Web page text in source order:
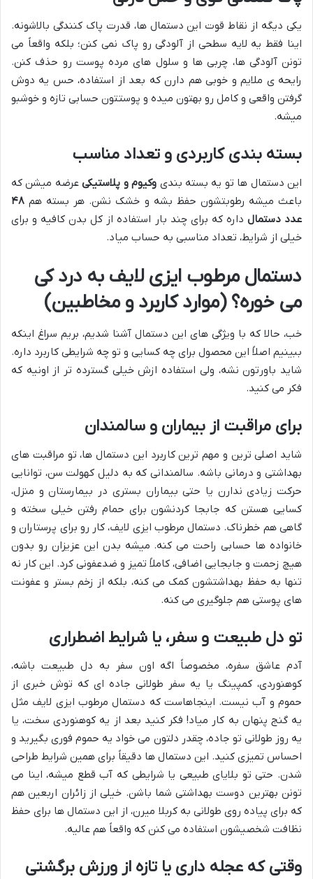
یکی دیگه از نقاط قوت این دستمال ها، قدرت پاک کنندگی بالاشونه.
اینا فقط یه لایه سطحی از آلودگی رو پاک نمی کنن؛ بلکه واقعاً می
تونن آلودگی ها، چربی ها و سلول های مرده پوست رو حذف کنن.
رایحه ی ملایم و خوبی هم دارن که بعد از استفاده، حس یه دوش
گرفتن واقعی و کامل رو بهتون میده و پوستتون حسابی تازه و خوشبو
میشه.
بسته بندی کاربردی و تعداد مناسب
این دستمال ها تو یه بسته بندی وکیوم و پلاستیکیعرضه میشن که
باعث میشه رطوبتشون حفظ بشه و خشک نشن. هر بسته هم ۴۸
عدد دستمال داره که برای چند بار استفاده از کل بدن کافیه و برای
خیلی از شرایط، تعداد مناسبی به حساب میاد.
دستمال مرطوب ایزی لایف به درد کی
می خوره؟ (موارد کاربرد و مخاطبین)
خب، حالا که با ویژگی های این دستمال آشنا شدیم، بریم سراغ اینکه
ببینیم اصلاً این محصول برای چه کسایی و تو چه شرایطی کاربرد داره.
شاید باورتون نشه، ولی استفاده ازش خیلی گسترده تر از اونیه که
فکر می کنید.
برای مراقبت از بیماران و سالمندان
شاید اصلی ترین و مهم ترین کاربرد این دستمال ها، تو مراقبت های
بهداشتی و درمانی باشه. سالمندانی که به دلیل کهولت سن، توانایی
حرکت زیادی ندارن یا حتی بیماران بستری در بیمارستان و منزل،
کسایی هستن که جابجا کردنشون برای حمام رفتن خیلی سخته و
گاهی هم خطرناک. دستمال مرطوب ایزی لایف، کار رو برای پرستاران و
خانواده ها حسابی راحت می کنه. میشه بدن این عزیزان رو بدون
هیچ زحمت و جابجایی اضافی، کاملاً تمیز و ضدعفونی کرد. این کار نه
تنها به حفظ بهداشتشون کمک می کنه، بلکه از زخم بستر و عفونت
های پوستی هم جلوگیری می کنه.
تو دل طبیعت و سفر، یا شرایط اضطراری
آدم عاشق سفره، مخصوصاً اگه اون سفر به دل طبیعت باشه،
کوهنوردی، کمپینگ یا یه سفر طولانی جاده ای که توش خبری از
حموم و آب نیست. اینجاهاست که دستمال مرطوب ایزی لایف مثل
یه گنج پنهان به کار میاد! فکر کنید بعد از یه کوهنوردی سخت، یا
یه روز طولانی تو جاده، چقدر دلتون می خواد یه حموم فوری بگیرید و
احساس تمیزی کنید. این دستمال ها دقیقاً برای همین شرایط طراحی
شدن. حتی تو بلایای طبیعی یا شرایطی که آب قطع میشه، اینا می
تونن بهترین دوست بهداشتی شما باشن. خیلی از زائران اربعین هم
که برای پیاده روی طولانی به کربلا میرن، از این دستمال ها برای حفظ
نظافت شخصیشون استفاده می کنن که واقعاً هم عالیه.
وقتی که عجله داری یا تازه از ورزش برگشتی